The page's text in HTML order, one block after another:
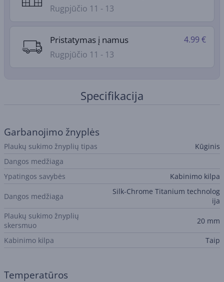
Rugpjūčio 11 - 13
Pristatymas į namus
Rugpjūčio 11 - 13
4.99 €
Specifikacija
Garbanojimo žnyplės
Plaukų sukimo žnyplių tipas
Kūginis
Dangos medžiaga
Ypatingos savybės
Kabinimo kilpa
Dangos medžiaga
Silk-Chrome Titanium technolog
ija
Plaukų sukimo žnyplių
skersmuo
20 mm
Kabinimo kilpa Taip
Temperatūros